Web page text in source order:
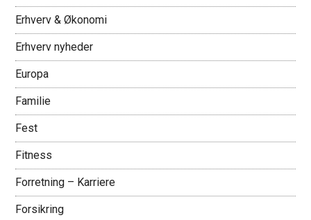
Erhverv & Økonomi
Erhverv nyheder
Europa
Familie
Fest
Fitness
Forretning – Karriere
Forsikring